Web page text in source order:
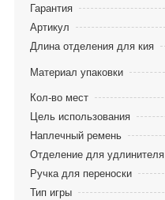
Гарантия
Артикул
Длина отделения для кия
Материал упаковки
Кол-во мест
Цель использования
Наплечный ремень
Отделение для удлинителя
Ручка для переноски
Тип игры